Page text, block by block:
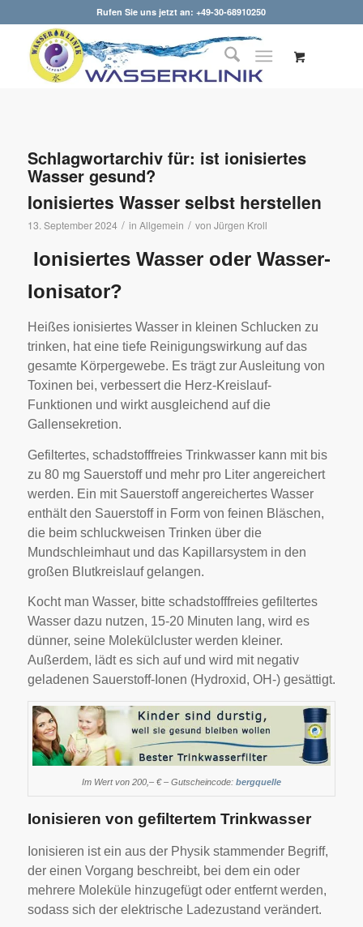
Rufen Sie uns jetzt an: +49-30-68910250
Schlagwortarchiv für: ist ionisiertes
Wasser gesund?
Ionisiertes Wasser selbst herstellen
13. September 2024 / in Allgemein / von Jürgen Kroll
Ionisiertes Wasser oder Wasser-
Ionisator?
Heißes ionisiertes Wasser in kleinen Schlucken zu
trinken, hat eine tiefe Reinigungswirkung auf das
gesamte Körpergewebe. Es trägt zur Ausleitung von
Toxinen bei, verbessert die Herz-Kreislauf-
Funktionen und wirkt ausgleichend auf die
Gallensekretion.
Gefiltertes, schadstofffreies Trinkwasser kann mit bis
zu 80 mg Sauerstoff und mehr pro Liter angereichert
werden. Ein mit Sauerstoff angereichertes Wasser
enthält den Sauerstoff in Form von feinen Bläschen,
die beim schluckweisen Trinken über die
Mundschleimhaut und das Kapillarsystem in den
großen Blutkreislauf gelangen.
Kocht man Wasser, bitte schadstofffreies gefiltertes
Wasser dazu nutzen, 15-20 Minuten lang, wird es
dünner, seine Molekülcluster werden kleiner.
Außerdem, lädt es sich auf und wird mit negativ
geladenen Sauerstoff-Ionen (Hydroxid, OH-) gesättigt.
Im Wert von 200,– € – Gutscheincode: bergquelle
Ionisieren von gefiltertem Trinkwasser
Ionisieren ist ein aus der Physik stammender Begriff,
der einen Vorgang beschreibt, bei dem ein oder
mehrere Moleküle hinzugefügt oder entfernt werden,
sodass sich der elektrische Ladezustand verändert.